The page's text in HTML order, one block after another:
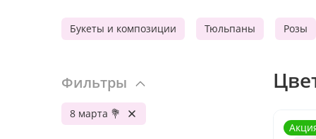
Букеты и композиции Тюльпаны Розы
Фильтры
8 марта 💐